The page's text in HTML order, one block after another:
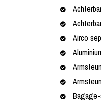
Airco